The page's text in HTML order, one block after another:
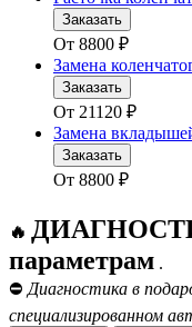
Заказать
От 8800 ₽
Замена
Заказать
От 21120 ₽
Замена
Заказать
От 8800 ₽
🔥
параметрам .
⛔ Диагностика в
специализированном